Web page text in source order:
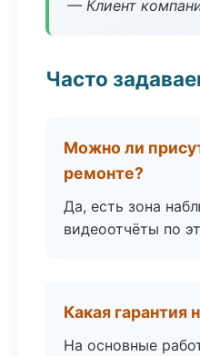
— Клиент
Часто
Можно ли
ремонте?
Да, есть зона
видеоотчёты по
Какая гарантия
На основные